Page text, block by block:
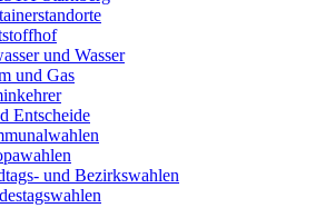
und Wasser
und Gas
Entscheide
und Bezirkswahlen